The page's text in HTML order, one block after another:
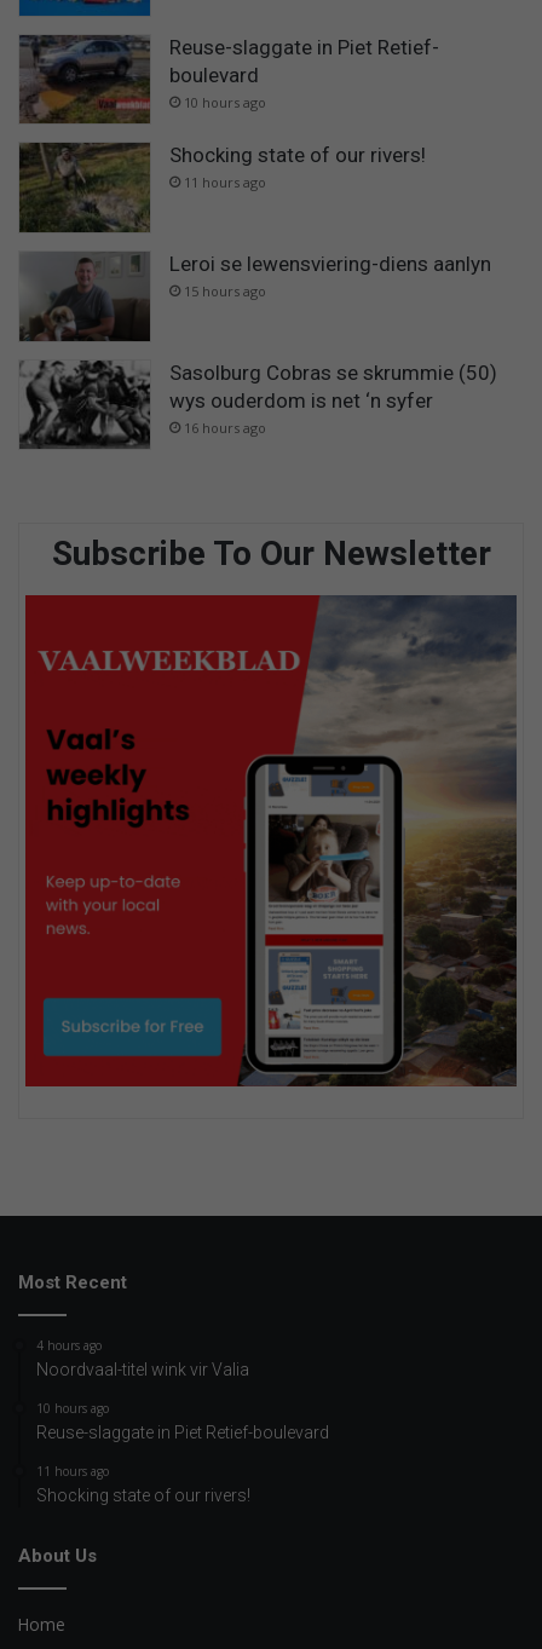
Reuse-slaggate in Piet Retief-
boulevard
10 hours ago
Shocking state of our rivers!
11 hours ago
Leroi se lewensviering-diens aanlyn
15 hours ago
Sasolburg Cobras se skrummie (50)
wys ouderdom is net ‘n syfer
16 hours ago
Subscribe To Our Newsletter
Most Recent
4 hours ago
Noordvaal-titel wink vir Valia
10 hours ago
Reuse-slaggate in Piet Retief-boulevard
11 hours ago
Shocking state of our rivers!
About Us
Home